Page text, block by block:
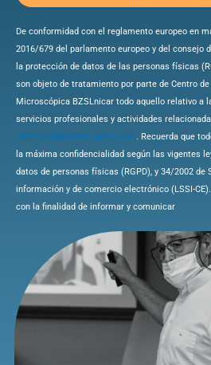
acepto
la
Política
de
Privacidad
De conformidad con el reglamento europeo en
2016/679 del parlamento europeo y del consejo
la protección de datos de las personas físicas
son objeto de tratamiento por parte de Centro
Microscópica BZSLnicar todo aquello relativo a
servicios profesionales y actividades
odontologiamicroscopica.com
Recuerda que
la máxima confidencialidad según las vigentes
datos de personas físicas (RGPD), y 34/2002 de
información y de comercio electrónico (LSSI-
con la finalidad de informar y comunicar